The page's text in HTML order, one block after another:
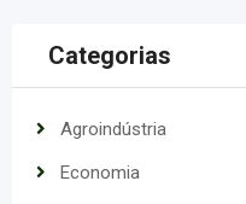
Categorias
Agroindústria
Economia